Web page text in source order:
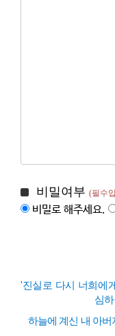
비밀여부 (필수
비밀로 해주세요.
'진실로 다시 너희에
심
하늘에 계신 내 아